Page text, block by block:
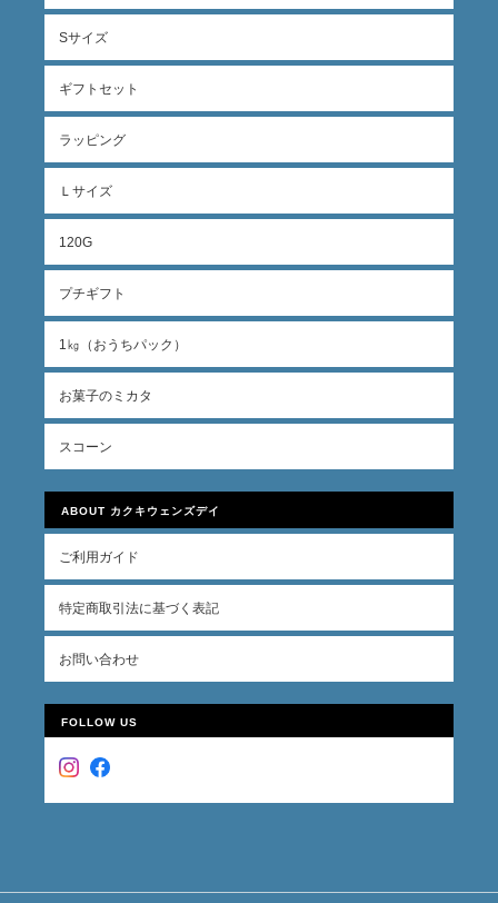
Sサイズ
ギフトセット
ラッピング
Ｌサイズ
120G
プチギフト
1㎏（おうちパック）
お菓子のミカタ
スコーン
ABOUT カクキウェンズデイ
ご利用ガイド
特定商取引法に基づく表記
お問い合わせ
FOLLOW US